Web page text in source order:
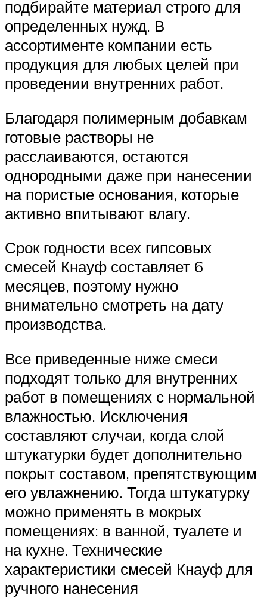
подбирайте материал строго для
определенных нужд. В
ассортименте компании есть
продукция для любых целей при
проведении внутренних работ.
Благодаря полимерным добавкам
готовые растворы не
расслаиваются, остаются
однородными даже при нанесении
на пористые основания, которые
активно впитывают влагу.
Срок годности всех гипсовых
смесей Кнауф составляет 6
месяцев, поэтому нужно
внимательно смотреть на дату
производства.
Все приведенные ниже смеси
подходят только для внутренних
работ в помещениях с нормальной
влажностью. Исключения
составляют случаи, когда слой
штукатурки будет дополнительно
покрыт составом, препятствующим
его увлажнению. Тогда штукатурку
можно применять в мокрых
помещениях: в ванной, туалете и
на кухне. Технические
характеристики смесей Кнауф для
ручного нанесения